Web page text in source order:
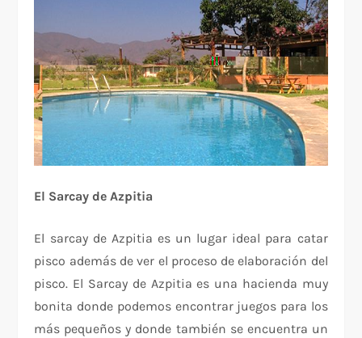
El Sarcay de Azpitia
El sarcay de Azpitia es un lugar ideal para catar
pisco además de ver el proceso de elaboración del
pisco. El Sarcay de Azpitia es una hacienda muy
bonita donde podemos encontrar juegos para los
más pequeños y donde también se encuentra un